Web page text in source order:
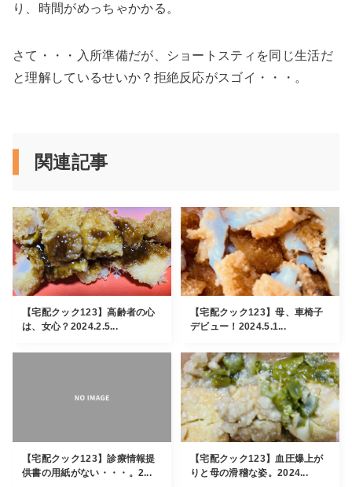
り、時間がめっちゃかかる。
さて・・・入所準備だが、ショートスティを同じ生活だ
と理解しているせいか？拒絶反応がスゴイ・・・。
関連記事
【宅配クック123】高齢者の心
は、女心？2024.2.5...
【宅配クック123】母、車椅子
デビュー！2024.5.1...
【宅配クック123】診療情報提
供書の用紙がない・・・。2...
【宅配クック123】血圧爆上が
りと母の滑稽な姿。2024...